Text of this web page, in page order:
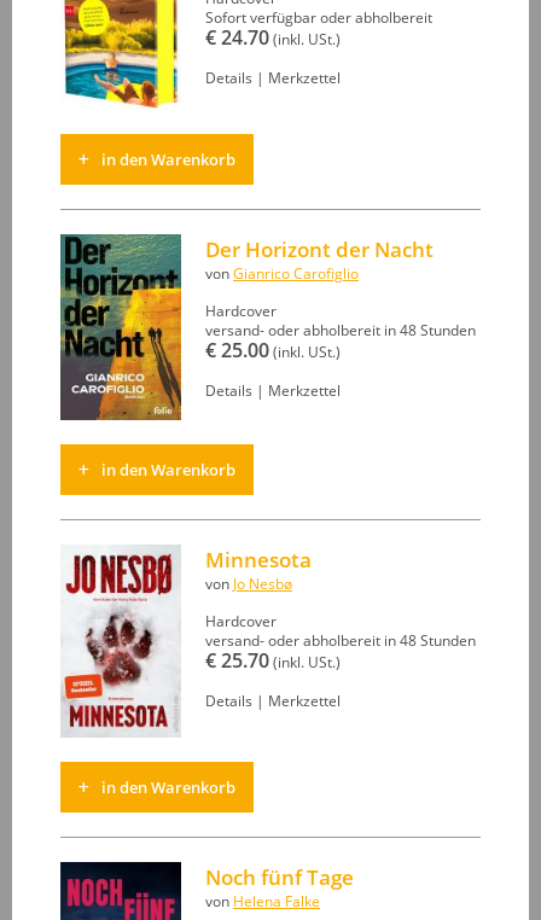
Sofort verfügbar oder abholbereit
€ 24.70 (inkl. USt.)
Details | Merkzettel
in den Warenkorb
Der Horizont der Nacht
von Gianrico Carofiglio
Hardcover
versand- oder abholbereit in 48 Stunden
€ 25.00 (inkl. USt.)
Details | Merkzettel
in den Warenkorb
Minnesota
von Jo Nesbø
Hardcover
versand- oder abholbereit in 48 Stunden
€ 25.70 (inkl. USt.)
Details | Merkzettel
in den Warenkorb
Noch fünf Tage
von Helena Falke